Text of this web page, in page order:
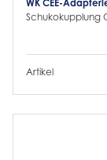
WK CEE-
Schukokupplung
Artikel